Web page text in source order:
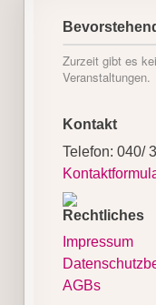
Zurzeit gibt es
Veranstaltungen.
Kontakt
Telefon: 040/
Rechtliches
Impressum
AGBs